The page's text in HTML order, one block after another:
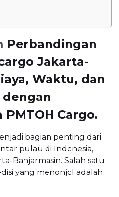
Perbandingan
Jakarta-
Waktu, dan
dengan
Cargo.
bagian penting dari
pulau di Indonesia,
Banjarmasin. Salah satu
yang menonjol adalah